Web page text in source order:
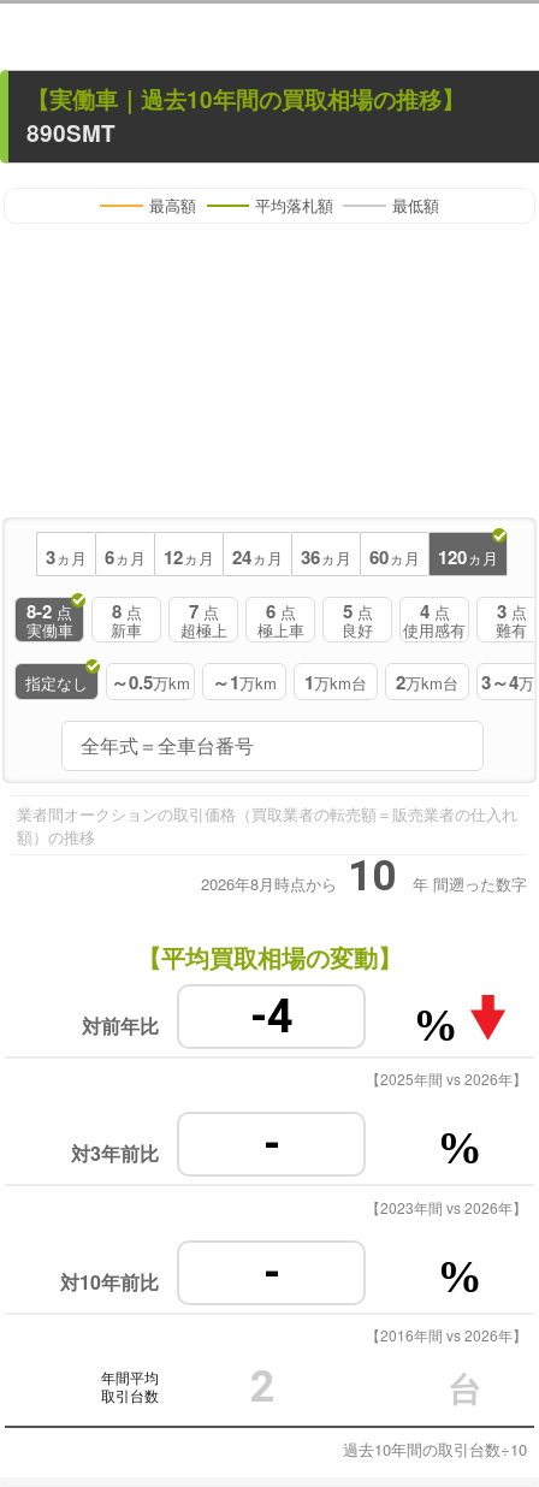
【実働車 ｜過去10年間の買取相場の推移】
890SMT
最高額 平均落札額 最低額
3ヵ月 6ヵ月 12ヵ月 24ヵ月 36ヵ月 60ヵ月 120ヵ月
8-2 点
実働車
8 点
新車
7 点
超極上
6 点
極上車
5 点
良好
4 点
使用感有
3 点
難有
指定なし ～0.5万km ～1万km 1万km台 2万km台 3～4万
業者間オークションの取引価格（買取業者の転売額＝販売業者の仕入れ
額）の推移
2026年8月時点から 10 年 間遡った数字
【平均買取相場の変動】
対前年比 -4 %
【2025年間 vs 2026年】
対3年前比 - %
【2023年間 vs 2026年】
対10年前比 - %
【2016年間 vs 2026年】
年間平均
取引台数
2 台
過去10年間の取引台数÷10